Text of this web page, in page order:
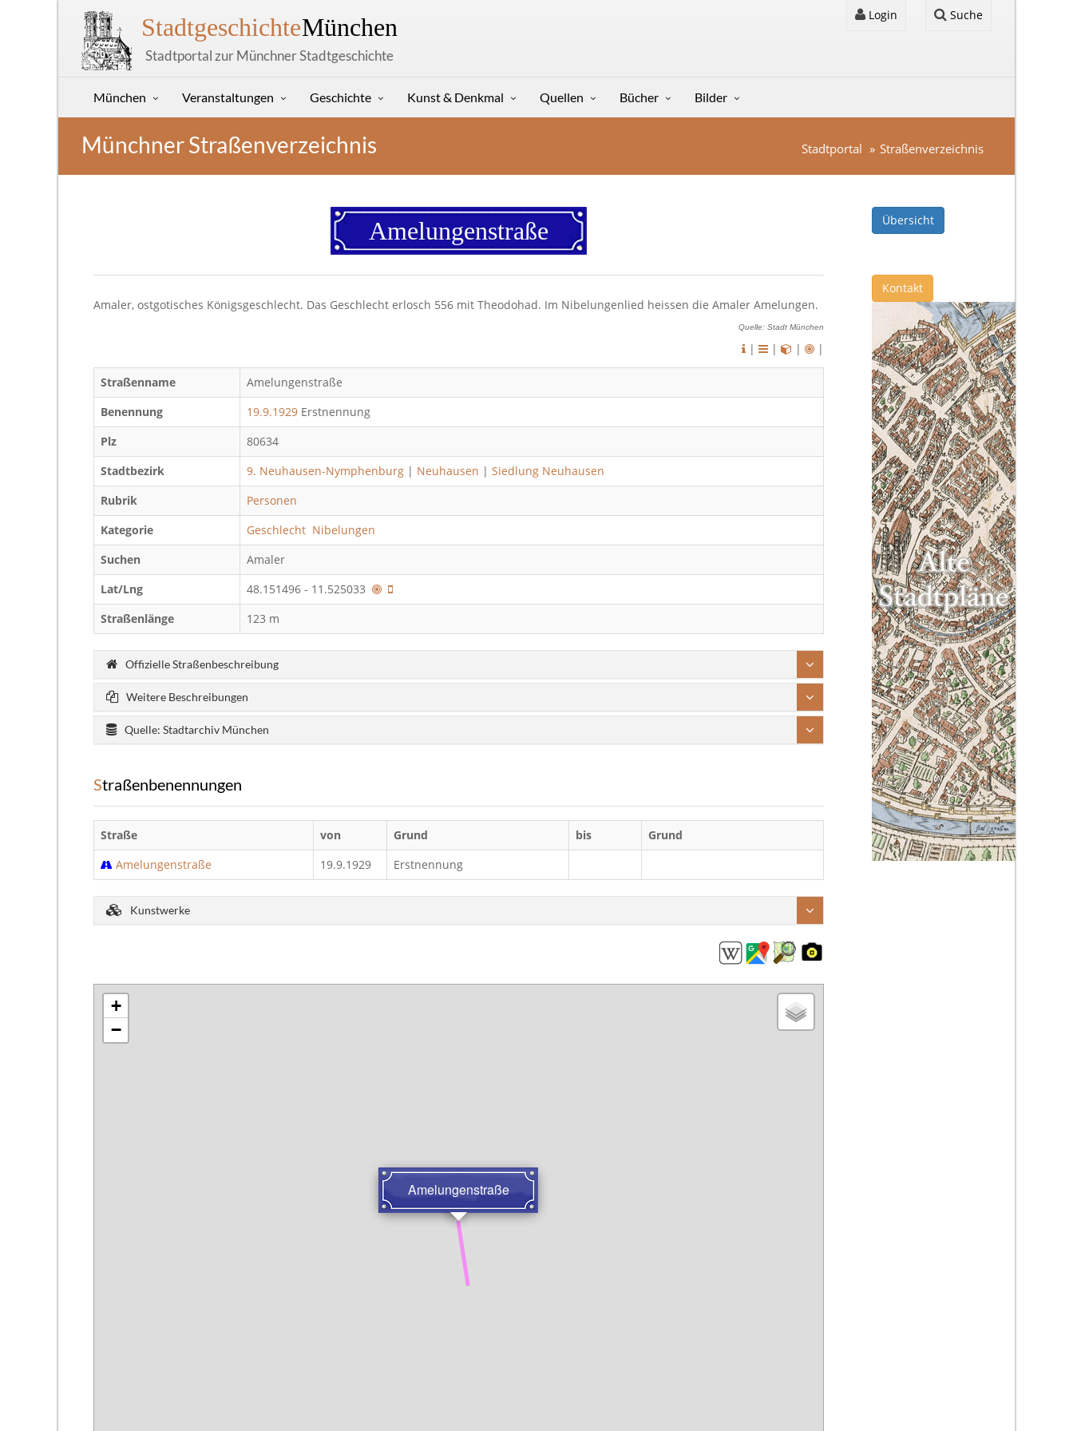
StadtgeschichteMünchen
Stadtportal zur Münchner Stadtgeschichte
Login Suche
München Veranstaltungen Geschichte Kunst & Denkmal Quellen Bücher Bilder
Münchner Straßenverzeichnis Stadtportal Straßenverzeichnis
Amelungenstraße
Amaler, ostgotisches Königsgeschlecht. Das Geschlecht erlosch 556 mit Theodohad. Im Nibelungenlied heissen die Amaler Amelungen.
Quelle: Stadt München
| | | |
Straßenname
Amelungenstraße
Benennung
19.9.1929 Erstnennung
Plz
80634
Stadtbezirk
9. Neuhausen-Nymphenburg | Neuhausen | Siedlung Neuhausen
Rubrik
Personen
Kategorie
Geschlecht Nibelungen
Suchen
Amaler
Lat/Lng
48.151496 - 11.525033
Straßenlänge
123 m
Offizielle Straßenbeschreibung
Weitere Beschreibungen
Quelle: Stadtarchiv München
Straßenbenennungen
Straße von Grund bis
Grund
Amelungenstraße
19.9.1929 Erstnennung
Kunstwerke
Amelungenstraße
+
−
Übersicht
Kontakt